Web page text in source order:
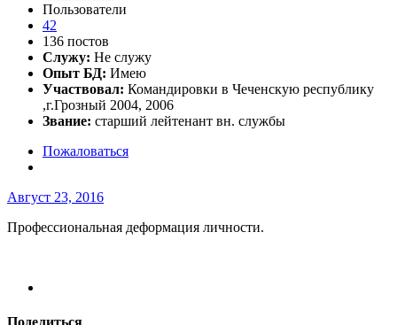
Пользователи
42
136 постов
Служу: Не служу
Опыт БД: Имею
Участвовал: Командировки в Чеченскую республику
,г.Грозный 2004, 2006
Звание: старший лейтенант вн. службы
Пожаловаться
Август 23, 2016
Профессиональная деформация личности.
Поделиться